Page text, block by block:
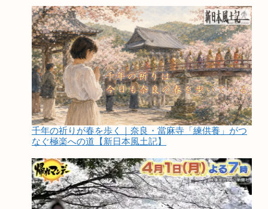
千年の祈りが春を歩く｜奈良・當麻寺「練供養」がつ
なぐ極楽への道【新日本風土記】